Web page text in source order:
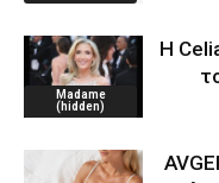
Madame
(hidden)
Η